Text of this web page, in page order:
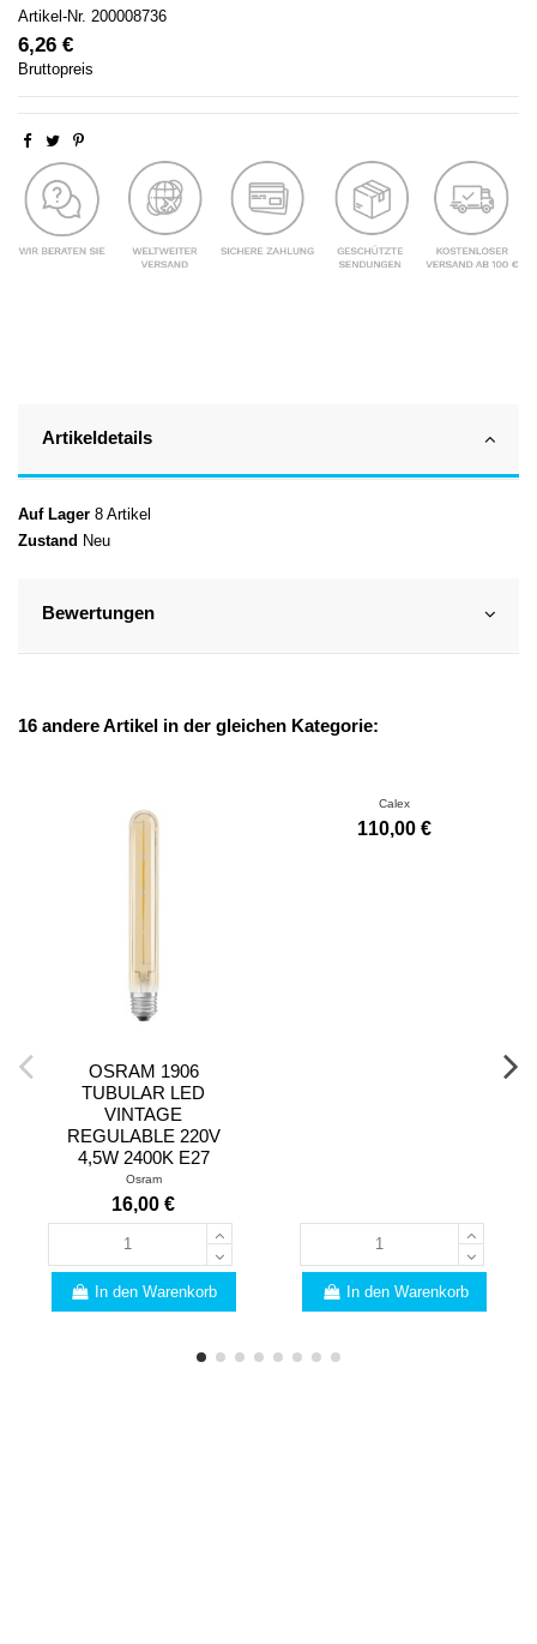
Artikel-Nr. 200008736
6,26 €
Bruttopreis
Artikeldetails
Auf Lager 8 Artikel
Zustand Neu
Bewertungen
16 andere Artikel in der gleichen Kategorie:
OSRAM 1906
TUBULAR LED
VINTAGE
REGULABLE 220V
4,5W 2400K E27
Osram
16,00 €
In den Warenkorb
Calex
110,00 €
In den Warenkorb